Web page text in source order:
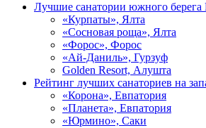
Лучшие санатории южного
«Курпаты», Ялта
«Сосновая роща», Ялта
«Форос», Форос
«Ай-Даниль», Гурзуф
Golden Resort, Алушта
Рейтинг лучших санаториев на
«Корона», Евпатория
«Планета», Евпатория
«Юрмино», Саки